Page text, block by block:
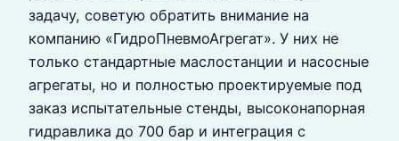
задачу, советую обратить внимание на
компанию «ГидроПневмоАгрегат». У них не
только стандартные маслостанции и насосные
агрегаты, но и полностью проектируемые под
заказ испытательные стенды, высоконапорная
гидравлика до 700 бар и интеграция с